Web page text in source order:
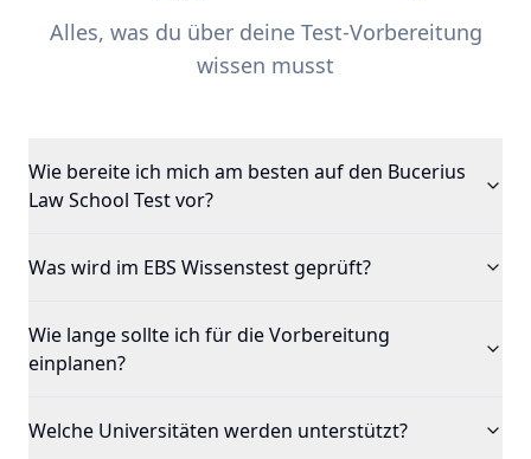
Alles, was du über deine Test-Vorbereitung
wissen musst
Wie bereite ich mich am besten auf den Bucerius
Law School Test vor?
Was wird im EBS Wissenstest geprüft?
Wie lange sollte ich für die Vorbereitung
einplanen?
Welche Universitäten werden unterstützt?